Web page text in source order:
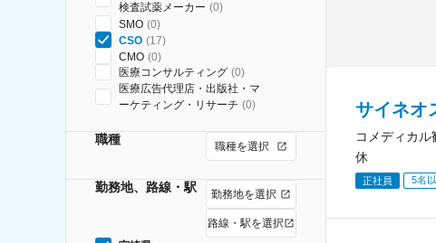
検査試薬メーカー (0)
SMO (0)
CSO (17)
CMO (0)
医療コンサルティング (0)
医療広告代理店・出版社・マ
ーケティング・リサーチ (0)
職種 職種を選択
勤務地、路線・駅 勤務地を選択
路線・駅を選択
サイネオ
コメディカ
休
正社員 5名